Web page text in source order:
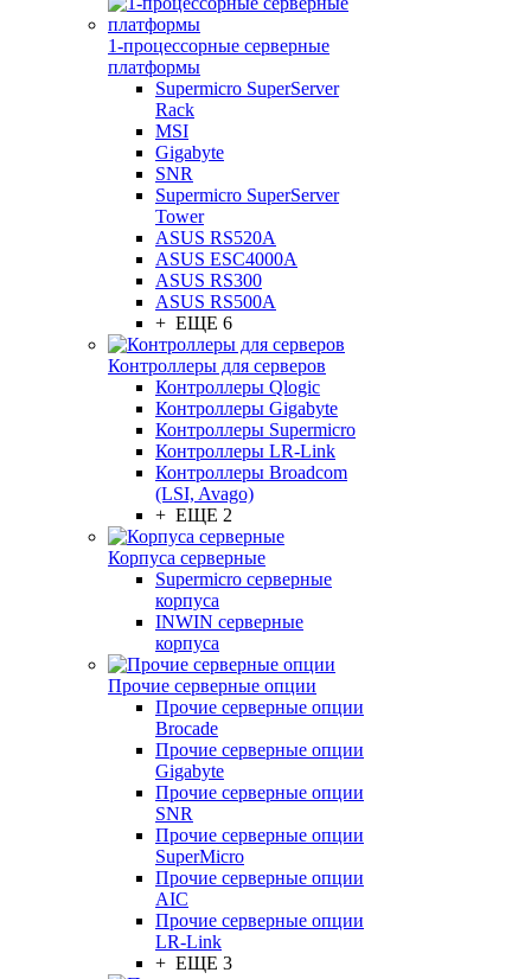
1-процессорные серверные
платформы
Supermicro SuperServer
Rack
MSI
Gigabyte
SNR
Supermicro SuperServer
Tower
ASUS RS520A
ASUS ESC4000A
ASUS RS300
ASUS RS500A
+ ЕЩЕ 6
Контроллеры для серверов
Контроллеры Qlogic
Контроллеры Gigabyte
Контроллеры Supermicro
Контроллеры LR-Link
Контроллеры Broadcom
(LSI, Avago)
+ ЕЩЕ 2
Корпуса серверные
Supermicro серверные
корпуса
INWIN серверные
корпуса
Прочие серверные опции
Прочие серверные опции
Brocade
Прочие серверные опции
Gigabyte
Прочие серверные опции
SNR
Прочие серверные опции
SuperMicro
Прочие серверные опции
AIC
Прочие серверные опции
LR-Link
+ ЕЩЕ 3